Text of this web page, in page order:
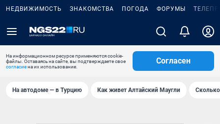
НЕДВИЖИМОСТЬ ЗНАКОМСТВА ПОГОДА ФОРУМЫ
На информационном ресурсе применяются cookie-
файлы. Оставаясь на сайте, вы подтверждаете свое
согласиена их использование.
Согласен
На автодоме — в Турцию Как живет Алтайский Маугли